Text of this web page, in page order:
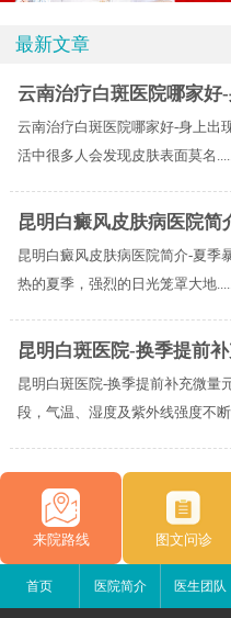
最新文章
云南治疗白斑医院哪家好
云南治疗白斑医院哪家好-身上出
活中很多人会发现皮肤表面莫名
昆明白癜风皮肤病医院
昆明白癜风皮肤病医院简介-夏季
热的夏季，强烈的日光笼罩大地
昆明白斑医院-换季提前
昆明白斑医院-换季提前补充微量
段，气温、湿度及紫外线强度不断
来院路线 图文问诊
首页 医院简介 医生团队